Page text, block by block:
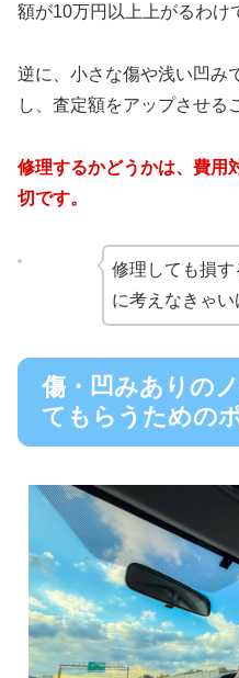
額が10万円以上上がるわけ
逆に、小さな傷や浅い凹み
し、査定額をアップさせる
修理するかどうかは、費用
切です。
修理しても損
に考えなきゃい
傷・凹みありの
てもらうための